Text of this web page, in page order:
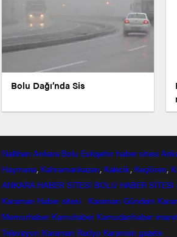
Bolu Dağı’nda Sis
Nallıhan Ankara Bolu Eskişehir haber sitesi
Haymana, Kahramankazan, Kalecik, Keçiören,
ANKARA HABER SİTESİ BOLU HABER SİTESİ
Karaman Haber sitesi
Karaman Gündem
Memurhaber Kamuhaber Kamudanhaber
Televizyon Karaman Radyo Karaman gazete